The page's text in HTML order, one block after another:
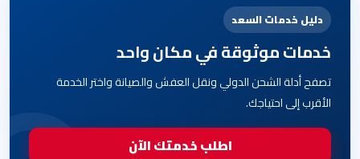
دليل خدمات السعد
خدمات موثوقة في مكان واحد
تصفح أدلة الشحن الدولي ونقل العفش والصيانة واختر الخدمة
الأقرب إلى احتياجك.
اطلب خدمتك الآن